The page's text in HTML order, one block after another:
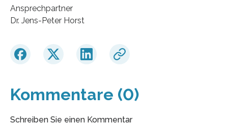
Ansprechpartner
Dr. Jens-Peter Horst
Kommentare (0)
Schreiben Sie einen Kommentar